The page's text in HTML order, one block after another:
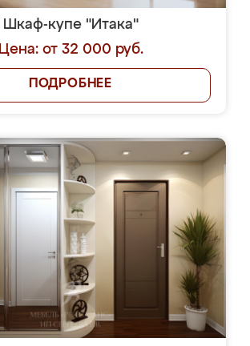
Шкаф-купе "Итака"
Цена: от 32 000 руб.
ПОДРОБНЕЕ